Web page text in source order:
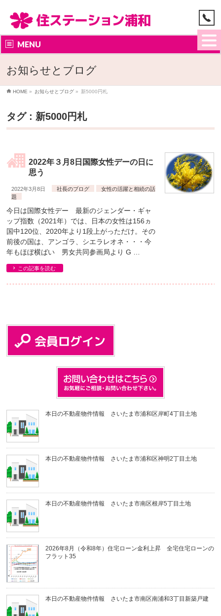
MENU
お知らせとブログ
HOME » お知らせとブログ » 新5000円札
タグ : 新5000円札
2022年３月8日国際女性デーの日に
思う
2022年3月8日 社長のブログ
女性の活躍と相続の話
題
今日は国際女性デー 最新のジェンダー・ギャ
ップ指数（2021年）では、日本の女性は156ヵ
国中120位、2020年より1段上がっただけ。その
前後の国は、アンゴラ、シエラレオネ・・・今
年もほぼ横ばい 男女共同参画局より G …
この記事を読む
本日の不動産物件情報 さいたま市浦和区岸町4丁目土地
本日の不動産物件情報 さいたま市浦和区神明2丁目土地
本日の不動産物件情報 さいたま市南区根岸5丁目土地
2026年8月（令和8年）住宅ローン金利上昇 全宅住宅ローンの
フラット35
本日の不動産物件情報 さいたま市南区南浦和3丁目新築戸建